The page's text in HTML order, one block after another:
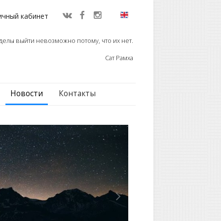
кабинет
выйти невозможно потому, что их нет.
Сат Рамха
Новости Контакты